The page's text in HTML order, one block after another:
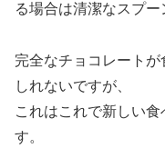
る場合は清潔なスプー
完全なチョコレート
しれないですが、
これはこれで新しい
す。